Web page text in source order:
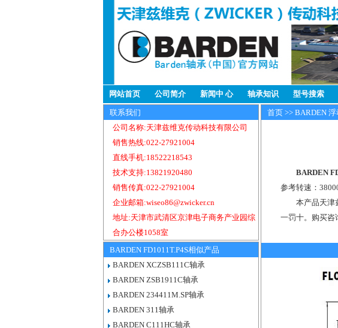
网站首页 公司简介 新闻中 心 轴承知识 型号搜索
联系我们
公司名称:天津兹维克传动科技有限公司
销售热线:022-27921004
直线手机:18522218543
技术支持:13821920480
销售传真:022-27921004
企业邮箱:wiseo86@zwicker.cn
地址:天津市武清区京津电子商务产业园综
合办公楼1058室
BARDEN FD1011T.P4S相似产品
BARDEN XCZSB111C轴承
BARDEN ZSB1911C轴承
BARDEN 234411M.SP轴承
BARDEN 311轴承
BARDEN C111HC轴承
首页 >> BARDEN
BARDEN
参考转速：
本产品天津
一罚十。购买咨